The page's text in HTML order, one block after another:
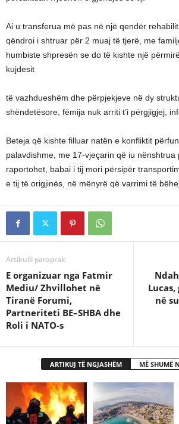
Ai u transferua më pas në një qendër
qëndroi i shtruar për 2 muaj të tjerë, me
humbiste shpresën se do të kishte një
kujdesit
të vazhdueshëm dhe përpjekjeve në dy
shëndetësore, fëmija nuk arriti t’i përgjigjej,
Beteja që kishte filluar natën e konfliktit
palavdishme, me 17-vjeçarin që iu nënshtrua
raportohet, babai i tij mori përsipër
e tij të origjinës, në mënyrë që varrimi të
Artikulli paraprak
E organizuar nga Fatmir
Mediu/ Zhvillohet në
Tiranë Forumi,
Partneriteti BE–SHBA dhe
Roli i NATO-s
në
ARTIKUJ TË NGJASHËM MË SHUMË